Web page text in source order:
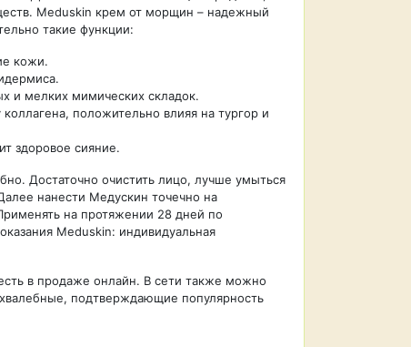
Meduskin крем от морщин – надежный
такие функции:
кожи.
и мелких мимических складок.
положительно влияя на тургор и
здоровое сияние.
Достаточно очистить лицо, лучше умыться
нанести Медускин точечно на
на протяжении 28 дней по
Meduskin: индивидуальная
в продаже онлайн. В сети также можно
подтверждающие популярность